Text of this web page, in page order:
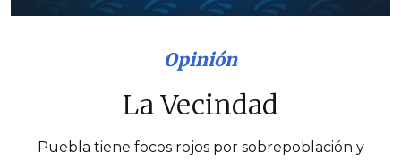
Opinión
La Vecindad
Puebla tiene focos rojos por sobrepoblación y